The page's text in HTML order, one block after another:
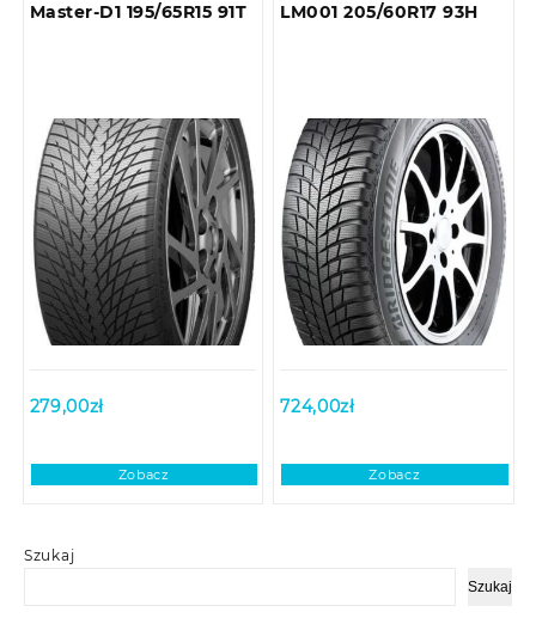
Szukaj
Szukaj
Master-D1 195/65R15 91T
279,00zł
Zobacz
LM001 205/60R17 93H
724,00zł
Zobacz